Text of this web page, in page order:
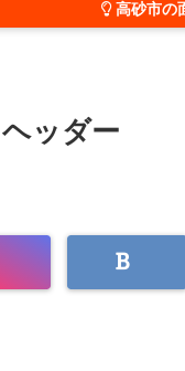
高砂市の
ッダー